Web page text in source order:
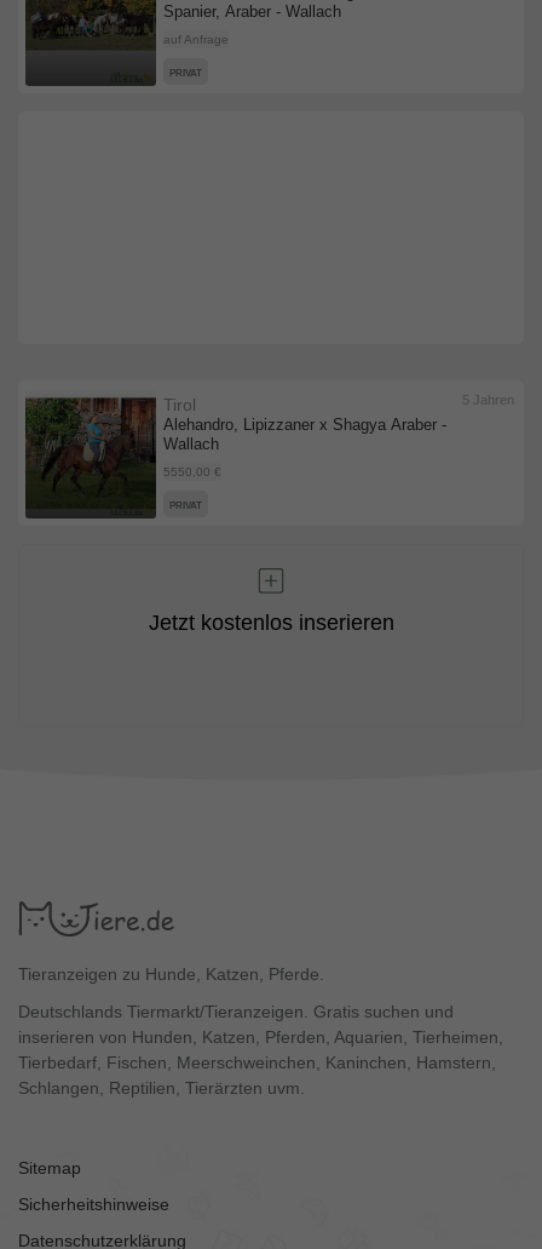
Spanier, Araber - Wallach
auf Anfrage
PRIVAT
Alehandro, Lipizzaner x Shagya Araber -
Wallach
Tirol
5550,00 €
5 Jahren
PRIVAT
Jetzt kostenlos inserieren
Tieranzeigen zu Hunde, Katzen, Pferde.
Deutschlands Tiermarkt/Tieranzeigen. Gratis suchen und
inserieren von Hunden, Katzen, Pferden, Aquarien, Tierheimen,
Tierbedarf, Fischen, Meerschweinchen, Kaninchen, Hamstern,
Schlangen, Reptilien, Tierärzten uvm.
Sitemap
Sicherheitshinweise
Datenschutzerklärung